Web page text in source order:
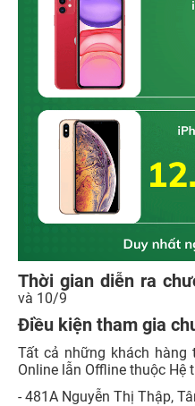
Thời gian diễn ra
và 10/9
Điều kiện tham gia
Tất cả những khách hàng
Online lẫn Offline thuộc Hệ
- 481A Nguyễn Thị Thập,